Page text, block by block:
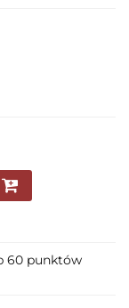
60 punktów